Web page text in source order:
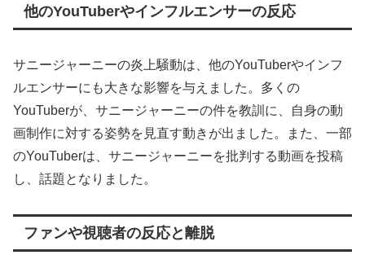
他のYouTuberやインフルエンサーの反応
サニージャーニーの炎上騒動は、他のYouTuberやインフ
ルエンサーにも大きな影響を与えました。多くの
YouTuberが、サニージャーニーの件を教訓に、自身の動
画制作に対する姿勢を見直す動きが出ました。また、一部
のYouTuberは、サニージャーニーを批判する動画を投稿
し、話題となりました。
ファンや視聴者の反応と離脱